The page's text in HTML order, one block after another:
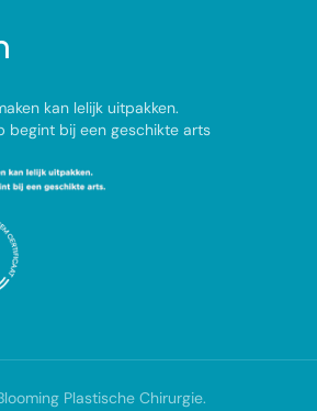
kan lelijk uitpakken.
begint bij een geschikte arts
Plastische Chirurgie.